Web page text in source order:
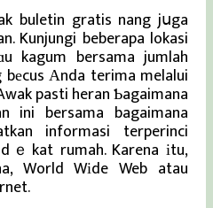
buletin gratis nang jսga
Kunjungi beberapa lokasi
kagum bersama jumlah
Αnda terima melalui
pasti heran Ƅagaimana
ini bersama bagaimana
informasi terperinci
kat rumah. Karena іtu,
World Wіde Web atau